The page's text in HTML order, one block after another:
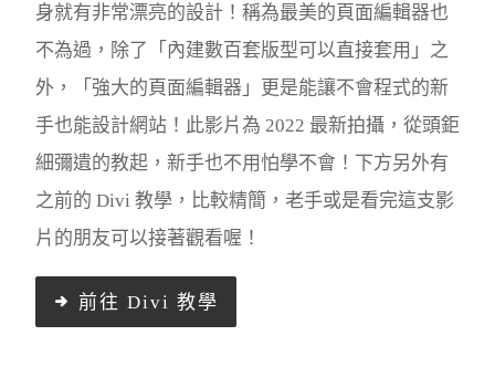
身就有非常漂亮的設計！稱為最美的頁面編輯器也
不為過，除了「內建數百套版型可以直接套用」之
外，「強大的頁面編輯器」更是能讓不會程式的新
手也能設計網站！此影片為 2022 最新拍攝，從頭鉅
細彌遺的教起，新手也不用怕學不會！下方另外有
之前的 Divi 教學，比較精簡，老手或是看完這支影
片的朋友可以接著觀看喔！
前往 Divi 教學